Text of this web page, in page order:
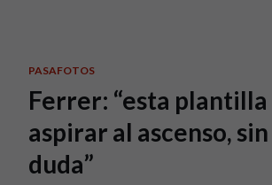
PASAFOTOS
Ferrer: “esta
aspirar al ascenso,
duda”